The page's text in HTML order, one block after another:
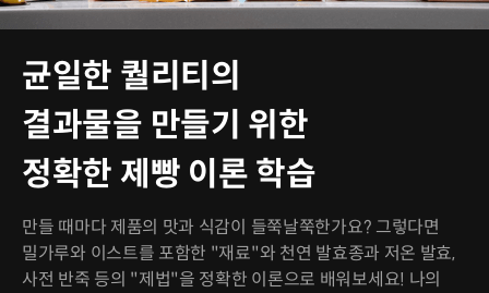
균일한 퀄리티의
결과물을 만들기 위한
정확한 제빵 이론 학습
만들 때마다 제품의 맛과 식감이 들쭉날쭉한가요? 그렇다면
밀가루와 이스트를 포함한 "재료"와 천연 발효종과 저온 발효,
사전 반죽 등의 "제법"을 정확한 이론으로 배워보세요! 나의